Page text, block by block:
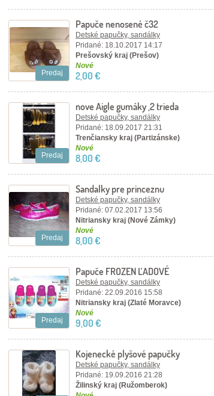
Predaj
Papuče nenosené č32
Detské papučky, sandálky
Pridané: 18.10.2017 14:17
Prešovský kraj (Prešov)
Nové
2,00 €
Predaj
nove Aigle gumáky ,2 trieda
Detské papučky, sandálky
Pridané: 18.09.2017 21:31
Trenčiansky kraj (Partizánske)
Nové
8,00 €
Predaj
Sandalky pre princeznu
Detské papučky, sandálky
Pridané: 07.02.2017 13:56
Nitriansky kraj (Nové Zámky)
Nové
8,00 €
Predaj
Papuče FROZEN ĽADOVÉ
KRÁLOVSTVO
Detské papučky, sandálky
Pridané: 22.09.2016 15:58
Nitriansky kraj (Zlaté Moravce)
Nové
9,00 €
Kojenecké plyšové papučky
Detské papučky, sandálky
Pridané: 19.09.2016 21:28
Žilinský kraj (Ružomberok)